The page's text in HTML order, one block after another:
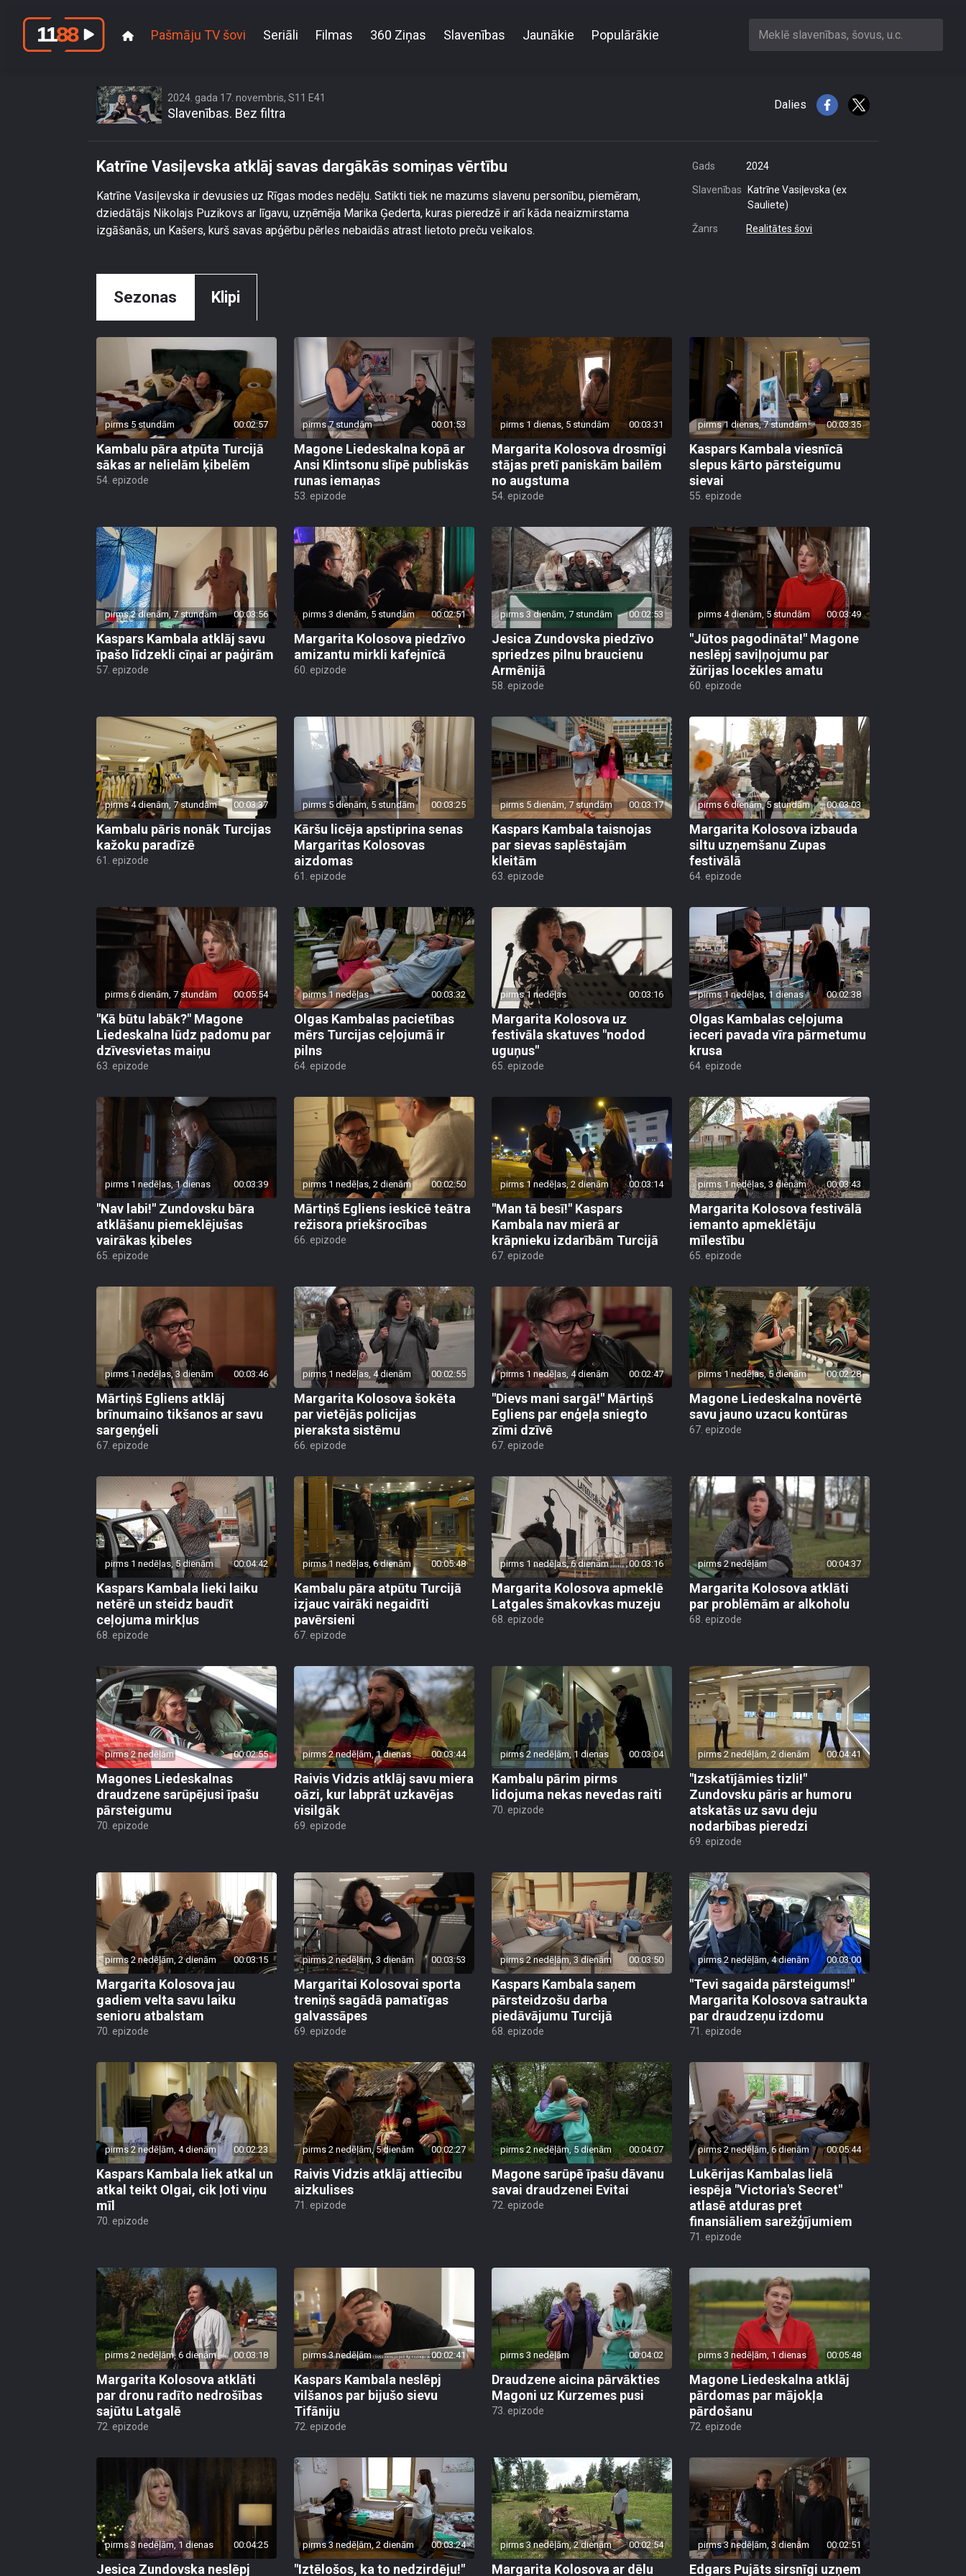
Pašmāju TV šovi Seriāli Filmas 360 Ziņas Slavenības Jaunākie Populārākie Meklē slavenības, šovus, u.c.
2024. gada 17. novembris, S11 E41
Slavenības. Bez filtra
Dalies
Katrīne Vasiļevska atklāj savas dargākās somiņas vērtību
Katrīne Vasiļevska ir devusies uz Rīgas modes nedēļu. Satikti tiek ne mazums slavenu personību, piemēram,
dziedātājs Nikolajs Puzikovs ar līgavu, uzņēmēja Marika Ģederta, kuras pieredzē ir arī kāda neaizmirstama
izgāšanās, un Kašers, kurš savas apģērbu pērles nebaidās atrast lietoto preču veikalos.
Gads 2024
Slavenības
Katrīne Vasiļevska (ex
Sauliete)
Žanrs Realitātes šovi
Sezonas Klipi
pirms 5 stundām 00:02:57
Kambalu pāra atpūta Turcijā
sākas ar nelielām ķibelēm
54. epizode
pirms 7 stundām 00:01:53
Magone Liedeskalna kopā ar
Ansi Klintsonu slīpē publiskās
runas iemaņas
53. epizode
pirms 1 dienas, 5 stundām 00:03:31
Margarita Kolosova drosmīgi
stājas pretī paniskām bailēm
no augstuma
54. epizode
pirms 1 dienas, 7 stundām 00:03:35
Kaspars Kambala viesnīcā
slepus kārto pārsteigumu
sievai
55. epizode
pirms 2 dienām, 7 stundām 00:03:56
Kaspars Kambala atklāj savu
īpašo līdzekli cīņai ar paģirām
57. epizode
pirms 3 dienām, 5 stundām 00:02:51
Margarita Kolosova piedzīvo
amizantu mirkli kafejnīcā
60. epizode
pirms 3 dienām, 7 stundām 00:02:53
Jesica Zundovska piedzīvo
spriedzes pilnu braucienu
Armēnijā
58. epizode
pirms 4 dienām, 5 stundām 00:03:49
"Jūtos pagodināta!" Magone
neslēpj saviļņojumu par
žūrijas locekles amatu
60. epizode
pirms 4 dienām, 7 stundām 00:03:37
Kambalu pāris nonāk Turcijas
kažoku paradīzē
61. epizode
pirms 5 dienām, 5 stundām 00:03:25
Kāršu licēja apstiprina senas
Margaritas Kolosovas
aizdomas
61. epizode
pirms 5 dienām, 7 stundām 00:03:17
Kaspars Kambala taisnojas
par sievas saplēstajām
kleitām
63. epizode
pirms 6 dienām, 5 stundām 00:03:03
Margarita Kolosova izbauda
siltu uzņemšanu Zupas
festivālā
64. epizode
pirms 6 dienām, 7 stundām 00:05:54
"Kā būtu labāk?" Magone
Liedeskalna lūdz padomu par
dzīvesvietas maiņu
63. epizode
pirms 1 nedēļas 00:03:32
Olgas Kambalas pacietības
mērs Turcijas ceļojumā ir
pilns
64. epizode
pirms 1 nedēļas 00:03:16
Margarita Kolosova uz
festivāla skatuves "nodod
uguņus"
65. epizode
pirms 1 nedēļas, 1 dienas 00:02:38
Olgas Kambalas ceļojuma
ieceri pavada vīra pārmetumu
krusa
64. epizode
pirms 1 nedēļas, 1 dienas 00:03:39
"Nav labi!" Zundovsku bāra
atklāšanu piemeklējušas
vairākas ķibeles
65. epizode
pirms 1 nedēļas, 2 dienām 00:02:50
Mārtiņš Egliens ieskicē teātra
režisora priekšrocības
66. epizode
pirms 1 nedēļas, 2 dienām 00:03:14
"Man tā besī!" Kaspars
Kambala nav mierā ar
krāpnieku izdarībām Turcijā
67. epizode
pirms 1 nedēļas, 3 dienām 00:03:43
Margarita Kolosova festivālā
iemanto apmeklētāju
mīlestību
65. epizode
pirms 1 nedēļas, 3 dienām 00:03:46
Mārtiņš Egliens atklāj
brīnumaino tikšanos ar savu
sargeņģeli
67. epizode
pirms 1 nedēļas, 4 dienām 00:02:55
Margarita Kolosova šokēta
par vietējās policijas
pieraksta sistēmu
66. epizode
pirms 1 nedēļas, 4 dienām 00:02:47
"Dievs mani sargā!" Mārtiņš
Egliens par enģeļa sniegto
zīmi dzīvē
67. epizode
pirms 1 nedēļas, 5 dienām 00:02:28
Magone Liedeskalna novērtē
savu jauno uzacu kontūras
67. epizode
pirms 1 nedēļas, 5 dienām 00:04:42
Kaspars Kambala lieki laiku
netērē un steidz baudīt
ceļojuma mirkļus
68. epizode
pirms 1 nedēļas, 6 dienām 00:05:48
Kambalu pāra atpūtu Turcijā
izjauc vairāki negaidīti
pavērsieni
67. epizode
pirms 1 nedēļas, 6 dienām 00:03:16
Margarita Kolosova apmeklē
Latgales šmakovkas muzeju
68. epizode
pirms 2 nedēļām 00:04:37
Margarita Kolosova atklāti
par problēmām ar alkoholu
68. epizode
pirms 2 nedēļām 00:02:55
Magones Liedeskalnas
draudzene sarūpējusi īpašu
pārsteigumu
70. epizode
pirms 2 nedēļām, 1 dienas 00:03:44
Raivis Vidzis atklāj savu miera
oāzi, kur labprāt uzkavējas
visilgāk
69. epizode
pirms 2 nedēļām, 1 dienas 00:03:04
Kambalu pārim pirms
lidojuma nekas nevedas raiti
70. epizode
pirms 2 nedēļām, 2 dienām 00:04:41
"Izskatījāmies tizli!"
Zundovsku pāris ar humoru
atskatās uz savu deju
nodarbības pieredzi
69. epizode
pirms 2 nedēļām, 2 dienām 00:03:15
Margarita Kolosova jau
gadiem velta savu laiku
senioru atbalstam
70. epizode
pirms 2 nedēļām, 3 dienām 00:03:53
Margaritai Kolosovai sporta
treniņš sagādā pamatīgas
galvassāpes
69. epizode
pirms 2 nedēļām, 3 dienām 00:03:50
Kaspars Kambala saņem
pārsteidzošu darba
piedāvājumu Turcijā
68. epizode
pirms 2 nedēļām, 4 dienām 00:03:00
"Tevi sagaida pārsteigums!"
Margarita Kolosova satraukta
par draudzeņu izdomu
71. epizode
pirms 2 nedēļām, 4 dienām 00:02:23
Kaspars Kambala liek atkal un
atkal teikt Olgai, cik ļoti viņu
mīl
70. epizode
pirms 2 nedēļām, 5 dienām 00:02:27
Raivis Vidzis atklāj attiecību
aizkulises
71. epizode
pirms 2 nedēļām, 5 dienām 00:04:07
Magone sarūpē īpašu dāvanu
savai draudzenei Evitai
72. epizode
pirms 2 nedēļām, 6 dienām 00:05:44
Lukērijas Kambalas lielā
iespēja "Victoria's Secret"
atlasē atduras pret
finansiāliem sarežģījumiem
71. epizode
pirms 2 nedēļām, 6 dienām 00:03:18
Margarita Kolosova atklāti
par dronu radīto nedrošības
sajūtu Latgalē
72. epizode
pirms 3 nedēļām 00:02:41
Kaspars Kambala neslēpj
vilšanos par bijušo sievu
Tifāniju
72. epizode
pirms 3 nedēļām 00:04:02
Draudzene aicina pārvākties
Magoni uz Kurzemes pusi
73. epizode
pirms 3 nedēļām, 1 dienas 00:05:48
Magone Liedeskalna atklāj
pārdomas par mājokļa
pārdošanu
72. epizode
pirms 3 nedēļām, 1 dienas 00:04:25
Jesica Zundovska neslēpj
pirms 3 nedēļām, 2 dienām 00:03:24
"Iztēlošos, ka to nedzirdēju!"
pirms 3 nedēļām, 2 dienām 00:02:54
Margarita Kolosova ar dēlu
pirms 3 nedēļām, 3 dienām 00:02:51
Edgars Pujāts sirsnīgi uzņem